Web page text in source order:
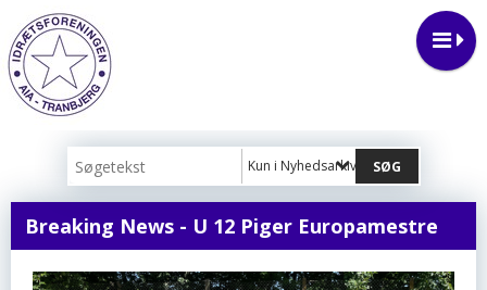
Kun i Nyhedsarkiv
Breaking News - U 12 Piger Europamestre